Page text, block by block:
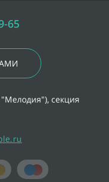
65
секция